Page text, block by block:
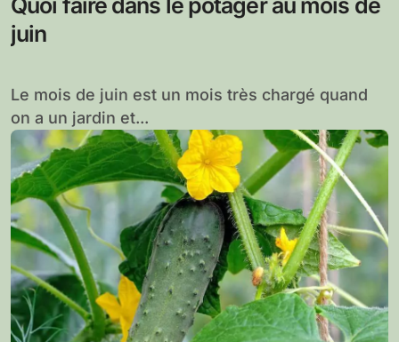
Quoi faire dans le potager au mois de
juin
Le mois de juin est un mois très chargé quand
on a un jardin et...